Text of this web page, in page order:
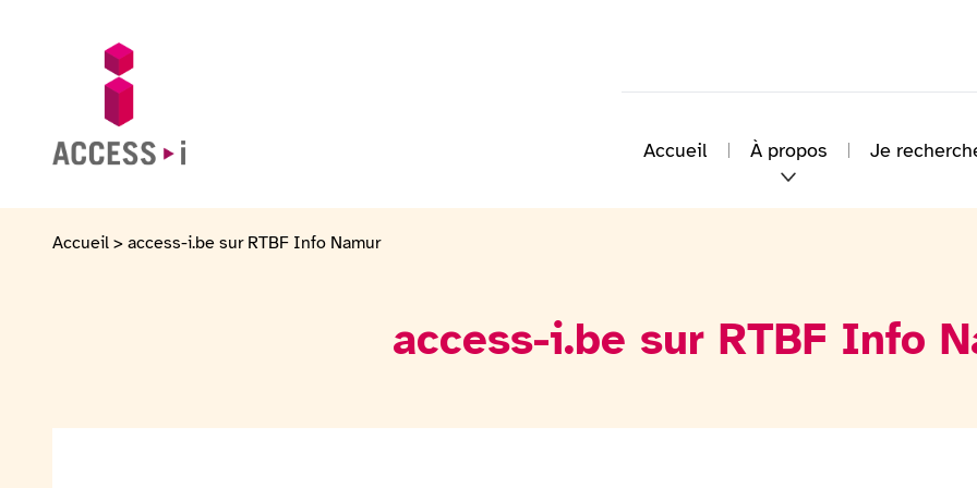
Accueil À propos Je
Accueil > access-i.be sur RTBF Info Namur
access-i.be sur RTBF Info